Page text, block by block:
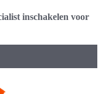
inschakelen voor